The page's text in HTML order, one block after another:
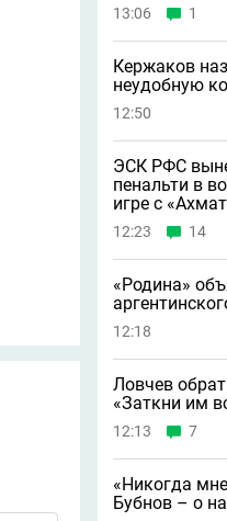
13:06 1
Кержаков
неудобную
12:50
ЭСК РФС
пенальти в
игре с
12:23 14
«Родина»
12:18
Ловчев
«Заткни им
12:13 7
«Никогда
Бубнов – о